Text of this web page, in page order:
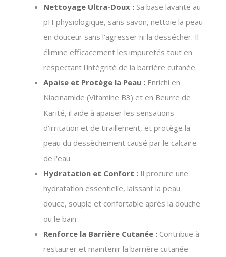
Nettoyage Ultra-Doux : Sa base lavante au
pH physiologique, sans savon, nettoie la peau
en douceur sans l'agresser ni la dessécher. Il
élimine efficacement les impuretés tout en
respectant l'intégrité de la barrière cutanée.
Apaise et Protège la Peau : Enrichi en
Niacinamide (Vitamine B3) et en Beurre de
Karité, il aide à apaiser les sensations
d'irritation et de tiraillement, et protège la
peau du dessèchement causé par le calcaire
de l'eau.
Hydratation et Confort : Il procure une
hydratation essentielle, laissant la peau
douce, souple et confortable après la douche
ou le bain.
Renforce la Barrière Cutanée : Contribue à
restaurer et maintenir la barrière cutanée